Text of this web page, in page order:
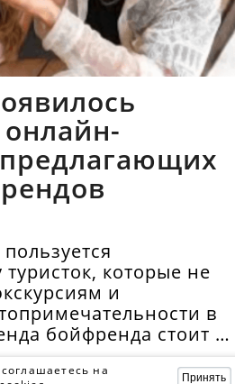
которые не
и
в
бойфренда стоит в
на
Принять